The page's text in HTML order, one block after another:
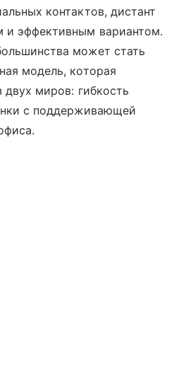
контактов, дистант
эффективным вариантом.
может стать
модель, которая
миров: гибкость
с поддерживающей